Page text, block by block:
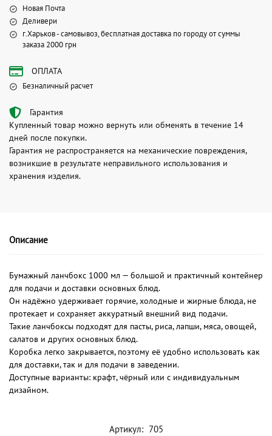
Новая Почта
Деливери
г.Харьков - самовывоз, бесплатная доставка по городу от суммы
заказа 2000 грн
ОПЛАТА
Безналичный расчет
Гарантия
Купленный товар можно вернуть или обменять в течение 14
дней после покупки.
Гарантия не распространяется на механические повреждения,
возникшие в результате неправильного использования и
хранения изделия.
Описание
Бумажный ланчбокс 1000 мл — большой и практичный контейнер
для подачи и доставки основных блюд.
Он надёжно удерживает горячие, холодные и жирные блюда, не
протекает и сохраняет аккуратный внешний вид подачи.
Такие ланчбоксы подходят для пасты, риса, лапши, мяса, овощей,
салатов и других основных блюд.
Коробка легко закрывается, поэтому её удобно использовать как
для доставки, так и для подачи в заведении.
Доступные варианты: крафт, чёрный или с индивидуальным
дизайном.
Артикул: 705